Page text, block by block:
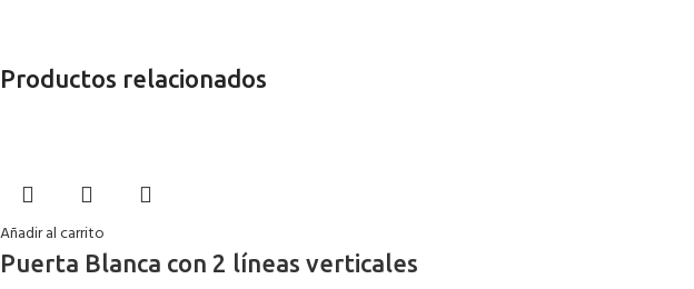
Productos relacionados
Añadir al carrito
Puerta Blanca con 2 líneas verticales